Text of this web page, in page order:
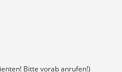
Bitte vorab anrufen!)